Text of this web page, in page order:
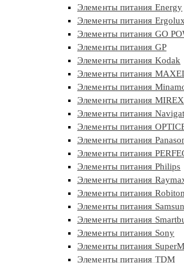
Элементы питания Energy
Элементы питания
Элементы питания GO
Элементы питания GP
Элементы питания Kodak
Элементы питания
Элементы питания
Элементы питания MIREX
Элементы питания
Элементы питания
Элементы питания
Элементы питания
Элементы питания Philips
Элементы питания
Элементы питания Robiton
Элементы питания
Элементы питания
Элементы питания Sony
Элементы питания
Элементы питания TDM